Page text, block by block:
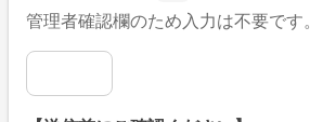
管理者確認欄のため入力は不要です。
管理者確認欄②